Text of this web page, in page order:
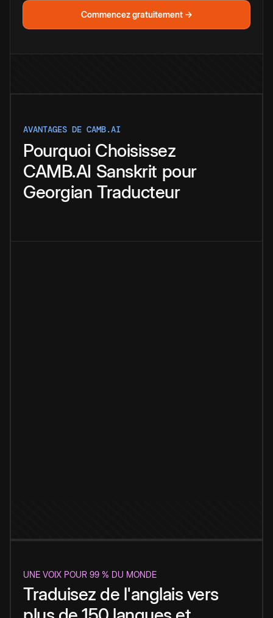
Commencez gratuitement →
AVANTAGES DE CAMB.AI
Pourquoi Choisissez
CAMB.AI Sanskrit pour
Georgian Traducteur
UNE VOIX POUR 99 % DU MONDE
Traduisez de l'anglais vers